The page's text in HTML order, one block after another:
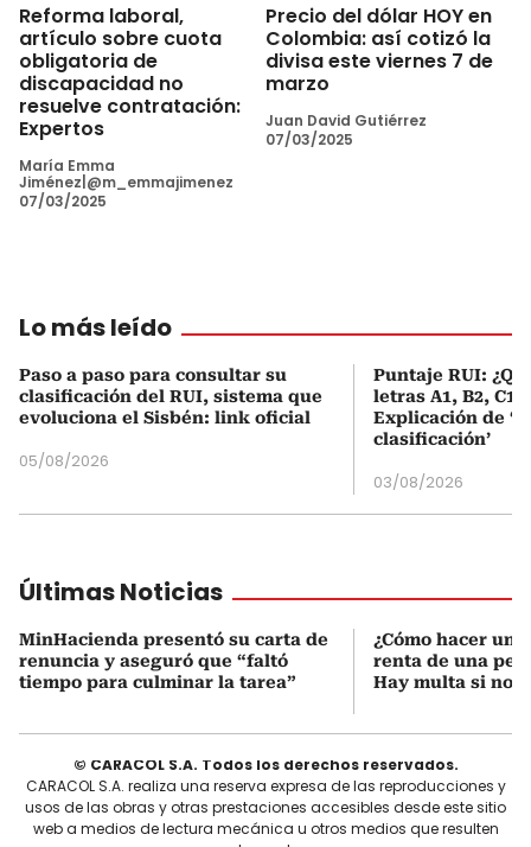
Reforma laboral,
artículo sobre cuota
obligatoria de
discapacidad no
resuelve contratación:
Expertos
María Emma
Jiménez|@m_emmajimenez
07/03/2025
Precio del dólar HOY en
Colombia: así cotizó la
divisa este viernes 7 de
marzo
Juan David Gutiérrez
07/03/2025
Lo más leído
Paso a paso para consultar su
clasificación del RUI, sistema que
evoluciona el Sisbén: link oficial
05/08/2026
Puntaje RUI:
letras A1, B2, C1
Explicación de
clasificación’
03/08/2026
Últimas Noticias
MinHacienda presentó su carta de
renuncia y aseguró que “faltó
tiempo para culminar la tarea”
¿Cómo hacer
renta de una
Hay multa si no
© CARACOL S.A. Todos los derechos reservados.
CARACOL S.A. realiza una reserva expresa de las reproducciones y
usos de las obras y otras prestaciones accesibles desde este sitio
web a medios de lectura mecánica u otros medios que resulten